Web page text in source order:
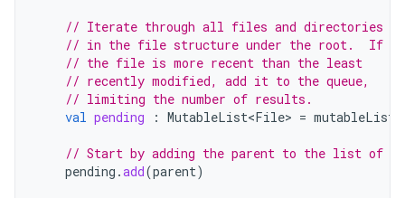
// Iterate through all files and directories
// in the file structure under the root.  If
// the file is more recent than the least
// recently modified, add it to the queue,
// limiting the number of results.
val pending : MutableList<File> =
// Start by adding the parent to the list of
pending .add(parent)